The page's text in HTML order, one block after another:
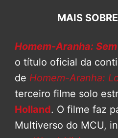
MAIS
Homem-Aranha:
o título oficial da
de Homem-Aranha:
terceiro filme solo
Holland. O filme faz
Multiverso do MCU,